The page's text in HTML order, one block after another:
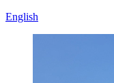
English